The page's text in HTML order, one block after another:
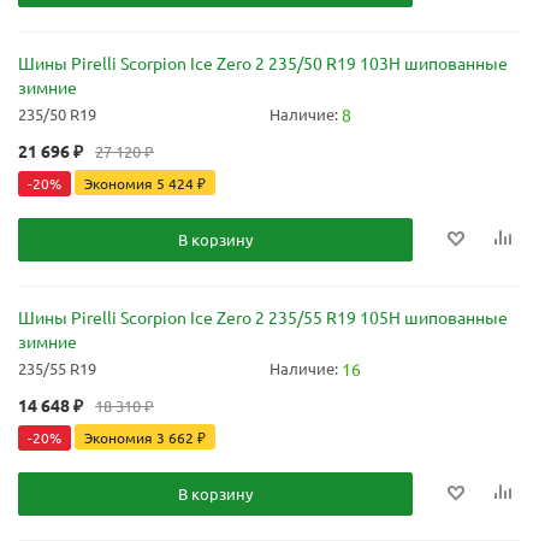
Шины Pirelli Scorpion Ice Zero 2 235/50 R19 103H шипованные
зимние
235/50 R19 Наличие:8
21 696₽ 27 120₽
-20% Экономия 5 424₽
В корзину
Шины Pirelli Scorpion Ice Zero 2 235/55 R19 105H шипованные
зимние
235/55 R19 Наличие: 16
14 648₽ 18 310₽
-20% Экономия 3 662 ₽
В корзину